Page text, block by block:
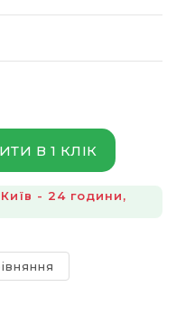
В 1 КЛІК
- 24 години,